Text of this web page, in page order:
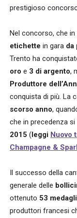
prestigioso
Nel concorso, che
etichette in gara da
Trento ha
oro e 3 di argento,
Produttore
conquista di più. La
scorso anno,
che in precedenza
2015 (leggi Nuovo
Champagne &
Il successo della
generale delle
ottenuto 53
produttori francesi